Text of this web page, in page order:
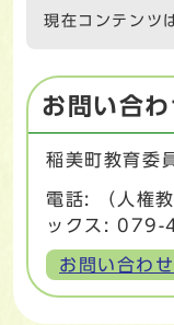
現在コンテンツ
お問い合わ
稲美町教育委
電話: （人権教
ックス:
お問い合わ